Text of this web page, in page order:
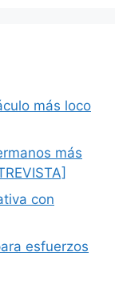
más loco
más
con
esfuerzos